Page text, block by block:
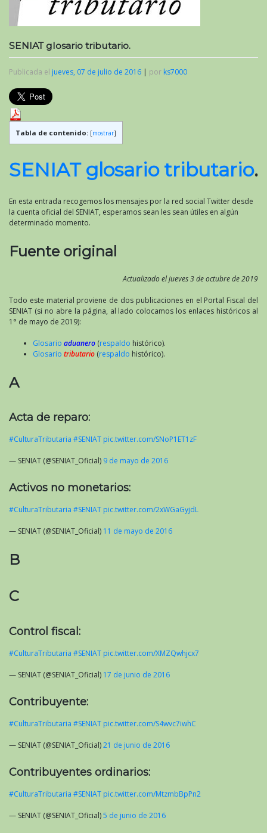
SENIAT glosario tributario.
Publicada el jueves, 07 de julio de 2016 | por ks7000
Tabla de contenido: [mostrar]
SENIAT glosario tributario.
En esta entrada recogemos los mensajes por la red social Twitter desde
la cuenta oficial del SENIAT, esperamos sean les sean útiles en algún
determinado momento.
Fuente original
Actualizado el jueves 3 de octubre de 2019
Todo este material proviene de dos publicaciones en el Portal Fiscal del
SENIAT (si no abre la página, al lado colocamos los enlaces históricos al
1° de mayo de 2019):
Glosario aduanero (respaldo histórico).
Glosario tributario (respaldo histórico).
A
Acta de reparo:
#CulturaTributaria #SENIAT pic.twitter.com/SNoP1ET1zF
— SENIAT (@SENIAT_Oficial) 9 de mayo de 2016
Activos no monetarios:
#CulturaTributaria #SENIAT pic.twitter.com/2xWGaGyjdL
— SENIAT (@SENIAT_Oficial) 11 de mayo de 2016
B
C
Control fiscal:
#CulturaTributaria #SENIAT pic.twitter.com/XMZQwhjcx7
— SENIAT (@SENIAT_Oficial) 17 de junio de 2016
Contribuyente:
#CulturaTributaria #SENIAT pic.twitter.com/S4wvc7iwhC
— SENIAT (@SENIAT_Oficial)21 de junio de 2016
Contribuyentes ordinarios:
#CulturaTributaria #SENIAT pic.twitter.com/MtzmbBpPn2
— SENIAT (@SENIAT_Oficial)5 de junio de 2016